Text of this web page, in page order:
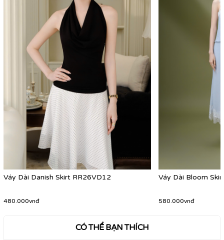
Váy Dài Danish Skirt RR26VD12
480.000vnđ
Váy Dài Bloom
580.000vnđ
CÓ THỂ BẠN THÍCH